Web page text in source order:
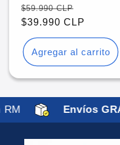
Precio
habitual
$59.990 CLP
de
oferta
$39.990 CLP
Agregar al carrito
Envíos